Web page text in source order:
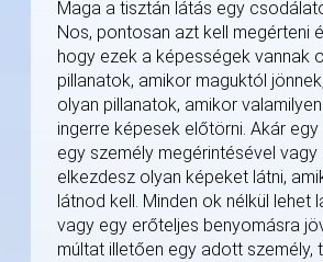
Maga a tisztán látás egy
Nos, pontosan azt kell megérteni
hogy ezek a képességek vannak
pillanatok, amikor maguktól
olyan pillanatok, amikor
ingerre képesek előtörni. Akár
egy személy megérintésével vagy
elkezdesz olyan képeket látni,
látnod kell. Minden ok nélkül lehet
vagy egy erőteljes benyomásra
múltat illetően egy adott személy,